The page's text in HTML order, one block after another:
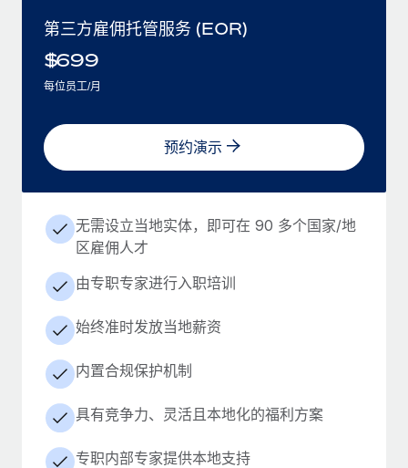
第三方雇佣托管服务 (EOR)
$699
每位员工/月
预约演示
无需设立当地实体，即可在 90 多个国家/地
区雇佣人才
由专职专家进行入职培训
始终准时发放当地薪资
内置合规保护机制
具有竞争力、灵活且本地化的福利方案
专职内部专家提供本地支持